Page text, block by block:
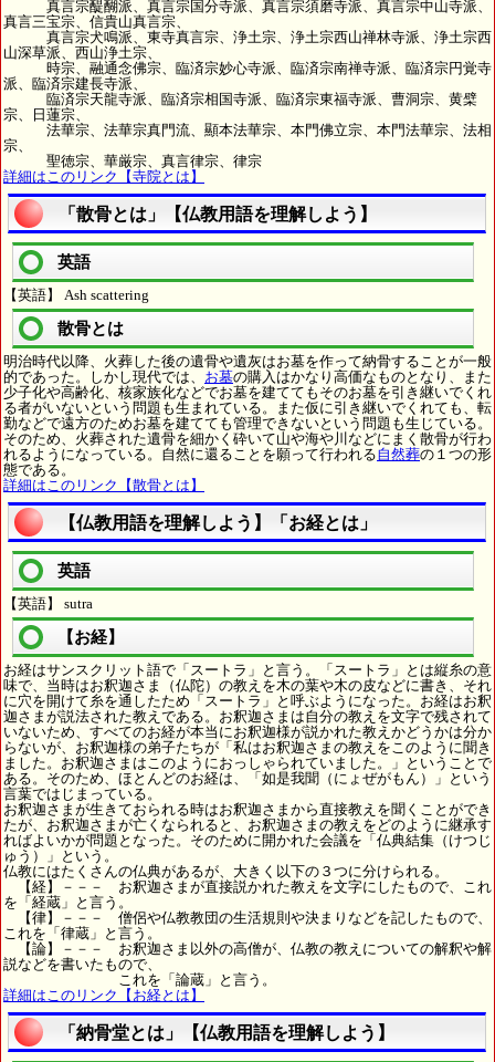
真言宗醍醐派、真言宗国分寺派、真言宗須磨寺派、真言宗中山寺派、
真言三宝宗、信貴山真言宗、
真言宗犬鳴派、東寺真言宗、浄土宗、浄土宗西山禅林寺派、浄土宗西
山深草派、西山浄土宗、
時宗、融通念佛宗、臨済宗妙心寺派、臨済宗南禅寺派、臨済宗円覚寺
派、臨済宗建長寺派、
臨済宗天龍寺派、臨済宗相国寺派、臨済宗東福寺派、曹洞宗、黄檗
宗、日蓮宗、
法華宗、法華宗真門流、顯本法華宗、本門佛立宗、本門法華宗、法相
宗、
聖徳宗、華厳宗、真言律宗、律宗
詳細はこのリンク【寺院とは】
「散骨とは」【仏教用語を理解しよう】
英語
【英語】 Ash scattering
散骨とは
明治時代以降、火葬した後の遺骨や遺灰はお墓を作って納骨することが一般
的であった。しかし現代では、 お墓の購入はかなり高価なものとなり、また
少子化や高齢化、核家族化などでお墓を建ててもそのお墓を引き継いでくれ
る者がいないという問題も生まれている。また仮に引き継いでくれても、転
勤などで遠方のためお墓を建てても管理できないという問題も生じている。
そのため、火葬された遺骨を細かく砕いて山や海や川などにまく散骨が行わ
れるようになっている。自然に還ることを願って行われる自然葬の１つの形
態である。
詳細はこのリンク【散骨とは】
【仏教用語を理解しよう】「お経とは」
英語
【英語】 sutra
【お経】
お経はサンスクリット語で「スートラ」と言う。「スートラ」とは縦糸の意
味で、当時はお釈迦さま（仏陀）の教えを木の葉や木の皮などに書き、それ
に穴を開けて糸を通したため「スートラ」と呼ぶようになった。お経はお釈
迦さまが説法された教えである。お釈迦さまは自分の教えを文字で残されて
いないため、すべてのお経が本当にお釈迦様が説かれた教えかどうかは分か
らないが、お釈迦様の弟子たちが「私はお釈迦さまの教えをこのように聞き
ました。お釈迦さまはこのようにおっしゃられていました。」ということで
ある。そのため、ほとんどのお経は、「如是我聞（にょぜがもん）」という
言葉ではじまっている。
お釈迦さまが生きておられる時はお釈迦さまから直接教えを聞くことができ
たが、お釈迦さまが亡くなられると、お釈迦さまの教えをどのように継承す
ればよいかが問題となった。そのために開かれた会議を「仏典結集（けつじ
ゅう）」という。
仏教にはたくさんの仏典があるが、大きく以下の３つに分けられる。
【経】－－－ お釈迦さまが直接説かれた教えを文字にしたもので、これ
を「経蔵」と言う。
【律】－－－ 僧侶や仏教教団の生活規則や決まりなどを記したもので、
これを「律蔵」と言う。
【論】－－－ お釈迦さま以外の高僧が、仏教の教えについての解釈や解
説などを書いたもので、
これを「論蔵」と言う。
詳細はこのリンク【お経とは】
「納骨堂とは」【仏教用語を理解しよう】